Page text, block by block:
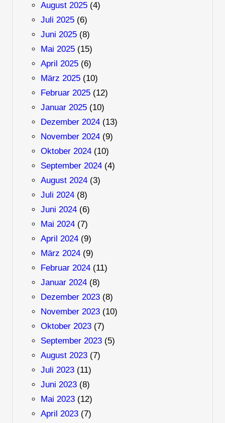
August 2025(4)
Juli 2025(6)
Juni 2025(8)
Mai 2025(15)
April 2025(6)
März 2025(10)
Februar 2025(12)
Januar 2025(10)
Dezember 2024(13)
November 2024(9)
Oktober 2024(10)
September 2024(4)
August 2024(3)
Juli 2024(8)
Juni 2024(6)
Mai 2024(7)
April 2024(9)
März 2024(9)
Februar 2024(11)
Januar 2024(8)
Dezember 2023(8)
November 2023(10)
Oktober 2023(7)
September 2023(5)
August 2023(7)
Juli 2023(11)
Juni 2023(8)
Mai 2023(12)
April 2023(7)